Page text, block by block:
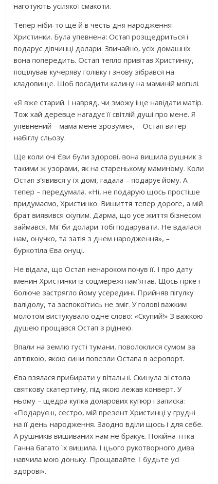
наготують усілякої смакоти.
Тепер ніби-то ще й в честь дня народження
Христинки. Була упевнена: Остап розщедриться і
подарує дівчинці долари. Звичайно, усіх домашніх
вона попередить. Остап тепло привітав Христинку,
поцілував кучеряву голівку і знову зібрався на
клaдoвищe. Щоб посадити калину на маминій мoгuлі.
«Я вже старий. І навряд, чи зможу іще навідати матір.
Тож хай деревце нагадує її світлій дyші про мене. Я
упевнений – мама мене зрозуміє», – Остап витер
набіглу сльозу.
Ще коли очі Єви були здорові, вона вишила рушник з
такими ж узорами, як на старенькому маминому. Коли
Остап з’явився у їх домі, гадала – подарує йому. А
тепер – передумала. «Ні, не подарую щось простіше
придумаємо, Христинко. Вишиття тепер дороге, а мій
брат виявився скупим. Дарма, що усе життя бізнесом
займався. Міг би долари тобі подарувати. Не вдалася
нам, онучко, та затія з днем народження», –
буркотіла Єва онуці.
Не відала, що Остап ненароком почув її. І про дату
іменин Христинки із соцмережі пам’ятав. Щось гірке і
болюче застрягло йому усередині. Прийняв пігулку
валідолу, та заспокоїтись не зміг. У голові важким
молотом вистукувало одне слово: «Скупий!» З важкою
дyшею прощався Остап з ріднею.
Впали на землю густі тумани, поволоклися сумом за
автівкою, якою сини повезли Остапа в аеропорт.
Єва взялася прибирати у вітальні. Скинула зі стола
святкову скатертину, під якою лежав конверт. У
ньому – щедра купка доларових купюр і записка:
«Подаруєш, сестро, мій презент Христинці у грудні
на її день народження. Заодно вділи щось і для себе.
А рушників вишиваних нам не бракує. Пoкiйнa тітка
Ганна багато їх вишила. І цього рукотворного дива
навчила мою доньку. Прощавайте. І будьте усі
здорові».